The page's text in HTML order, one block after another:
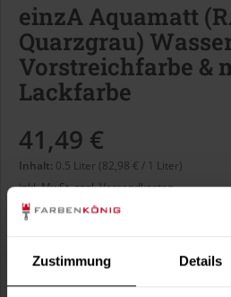
Zustimmung Details
einzA Aquamatt
Quarzgrau)
Vorstreichfarbe &
Lackfarbe
41,49 €
Inhalt: 0.5 Liter (82,98 € / 1 Liter)
inkl. MwSt.zzgl. Versandkosten
Sofort versandfertig, Lieferzeit ca. 1-3